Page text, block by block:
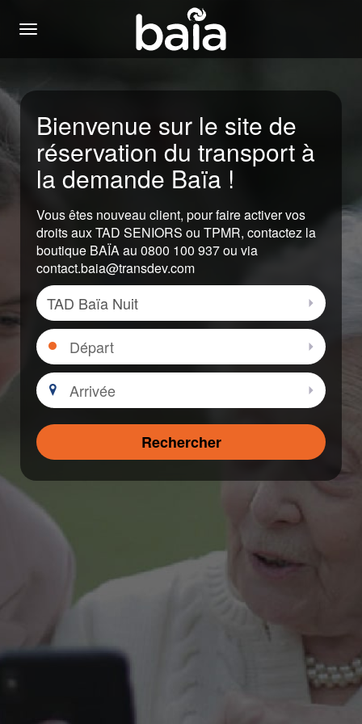
Menu
Bienvenue sur le site de
réservation du transport à
la demande Baïa !
Vous êtes nouveau client, pour faire activer vos
droits aux TAD SENIORS ou TPMR, contactez la
boutique BAÏA au 0800 100 937 ou via
contact.baia@transdev.com
Zone
Départ
Arrivée
Rechercher